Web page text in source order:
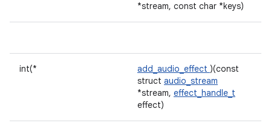
*stream, const char *keys)
int(* add_audio_effect )(const
struct audio_stream
*stream, effect_handle_t
effect)